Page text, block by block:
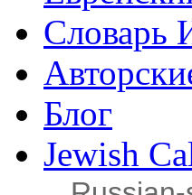
Словарь
Блог
Jewish